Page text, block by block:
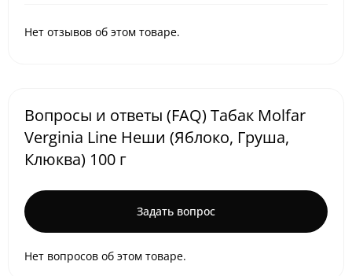
Нет отзывов об этом товаре.
Вопросы и ответы (FAQ) Табак Molfar
Verginia Line Неши (Яблоко, Груша,
Клюква) 100 г
Задать вопрос
Нет вопросов об этом товаре.